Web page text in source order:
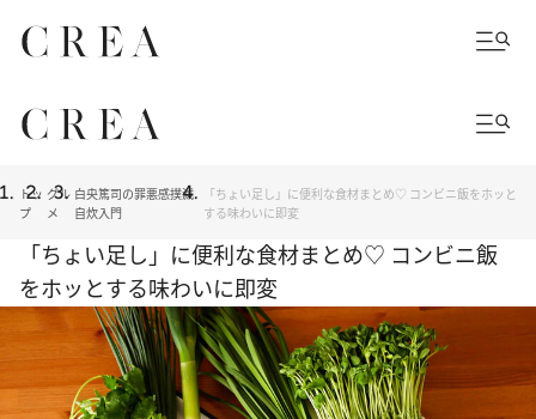
トッ
プ
グル
メ
白央篤司の罪悪感撲滅
自炊入門
「ちょい足し」に便利な食材まとめ♡ コンビニ飯をホッと
する味わいに即変
「ちょい足し」に便利な食材まとめ♡ コンビニ飯
をホッとする味わいに即変